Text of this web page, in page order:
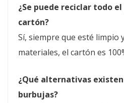
¿Se puede reciclar todo
cartón?
Sí, siempre que esté limpio
materiales, el cartón es
¿Qué alternativas
burbujas?